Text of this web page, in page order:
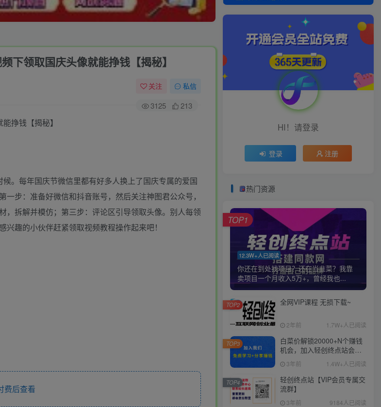
下领取国庆头像就能挣钱【揭秘】
关注 私信
3125 213
挣钱【揭秘】
。每年国庆节微信里都有好多人换上了国庆专属的爱国
步：准备好微信和抖音账号，然后关注神图君公众号，
拆解并模仿​；​第三步：评论区引导领取头像​。别人每领
趣的小伙伴赶紧领取视频教程操作起来吧​！
费后查看
HI！请登录
登录 注册
热门资源
12.3W+人已阅读
你还在到处找项目？还在当韭菜？我靠
卖项目一个月收入5万+，曾经我也...
TOP1
全网VIP课程 无损下载~
2年前 1.7W+人已阅读
TOP2
白菜价解锁20000+N个赚钱
机会，加入轻创终点站会
员，全站资源免费学习。
3年前 1.4W+人已阅读
TOP3
轻创终点站【VIP会员专属交
流群】
3年前 9184人已阅读
TOP4